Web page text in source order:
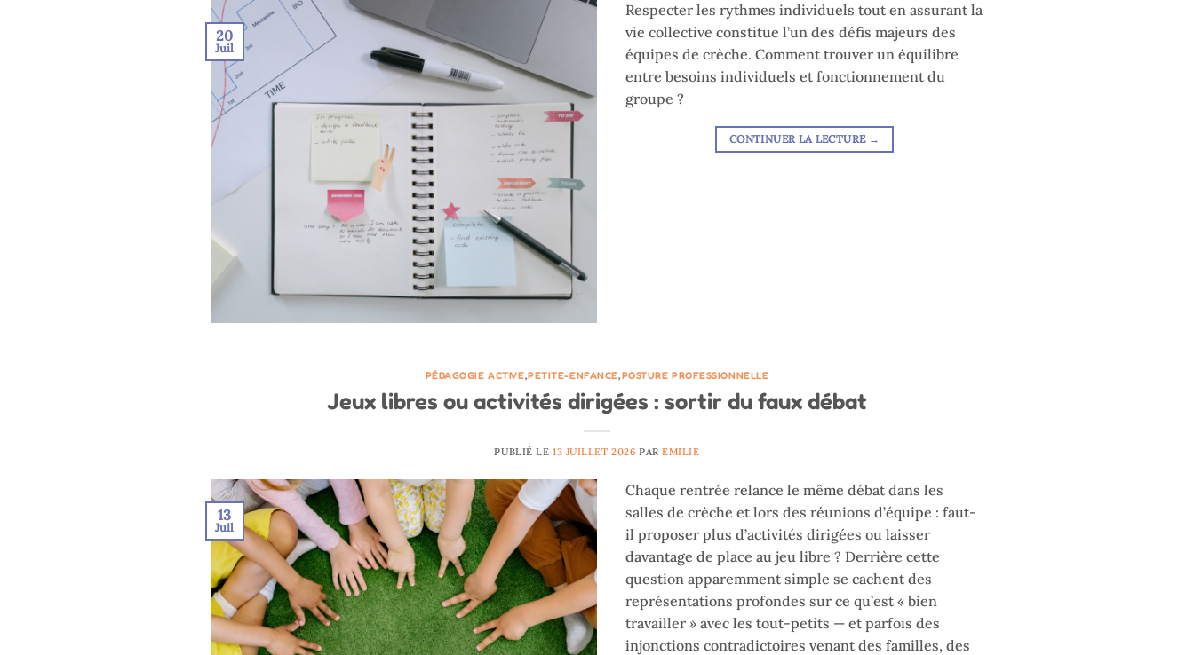
20
Juil
Respecter les rythmes individuels tout en assurant la
vie collective constitue l’un des défis majeurs des
équipes de crèche. Comment trouver un équilibre
entre besoins individuels et fonctionnement du
groupe ?
CONTINUER LA LECTURE →
PÉDAGOGIE ACTIVE,PETITE-ENFANCE,POSTURE PROFESSIONNELLE
Jeux libres ou activités dirigées : sortir du faux débat
PUBLIÉ LE 13 JUILLET 2026 PAREMILIE
13
Juil
Chaque rentrée relance le même débat dans les
salles de crèche et lors des réunions d’équipe : faut-
il proposer plus d’activités dirigées ou laisser
davantage de place au jeu libre ? Derrière cette
question apparemment simple se cachent des
représentations profondes sur ce qu’est « bien
travailler » avec les tout-petits — et parfois des
injonctions contradictoires venant des familles, des